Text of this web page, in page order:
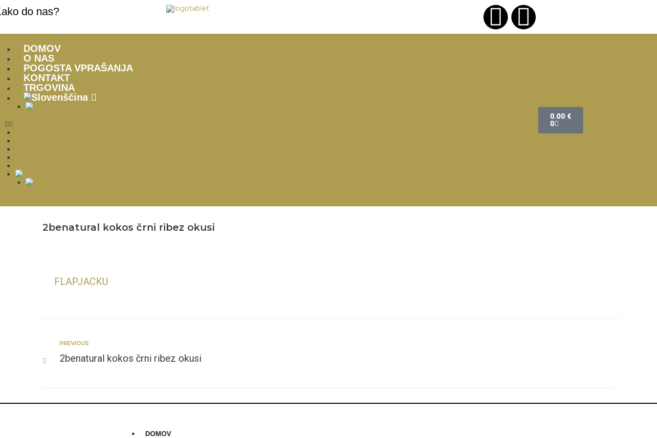
do nas?
DOMOV
O NAS
POGOSTA VPRAŠANJA
KONTAKT
TRGOVINA
0.00 €
0
2benatural kokos črni ribez okusi
FLAPJACKU
PREVIOUS
2benatural kokos črni ribez okusi
DOMOV